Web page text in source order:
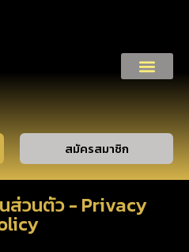
สมัครสมาชิก
ส่วนตัว - Privacy